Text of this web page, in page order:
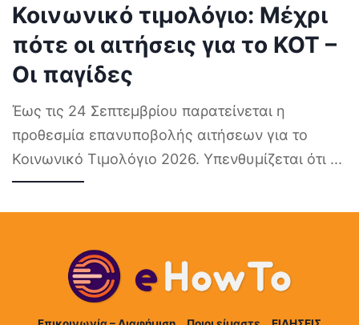
Κοινωνικό τιμολόγιο: Μέχρι
πότε οι αιτήσεις για το ΚΟΤ –
Οι παγίδες
Έως τις 24 Σεπτεμβρίου παρατείνεται η
προθεσμία επανυποβολής αιτήσεων για το
Κοινωνικό Τιμολόγιο 2026. Υπενθυμίζεται ότι ...